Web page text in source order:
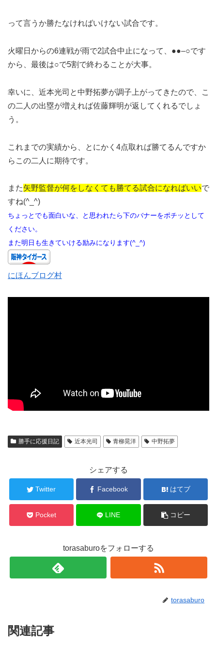
って言うか勝たなければいけない試合です。
火曜日からの6連戦が雨で2試合中止になって、●●–○です
から、最後は○で5割で終わることが大事。
幸いに、近本光司と中野拓夢が調子上がってきたので、こ
の二人の出塁が増えれば佐藤輝明が返してくれるでしょ
う。
これまでの実績から、とにかく4点取れば勝てるんですか
らこの二人に期待です。
また矢野監督が何をしなくても勝てる試合になればいいで
すね(^_^)
ちょっとでも面白いな、と思われたら下のバナーをポチッとして
ください。
また明日も生きていける励みになります(^_^)
にほんブログ村
勝手に応援日記 近本光司 青柳晃洋 中野拓夢
シェアする
Twitter Facebook はてブ
Pocket LINE コピー
torasaburoをフォローする
torasaburo
関連記事